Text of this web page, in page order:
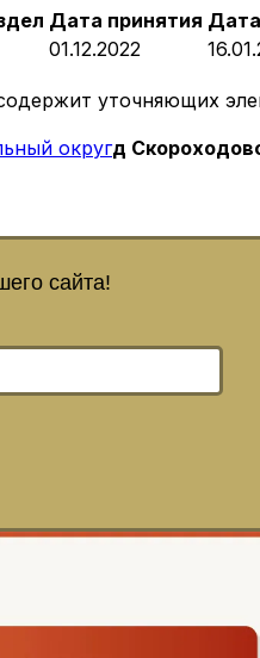
Дата принятия
01.12.2022
уточняющих
округд
сайта!